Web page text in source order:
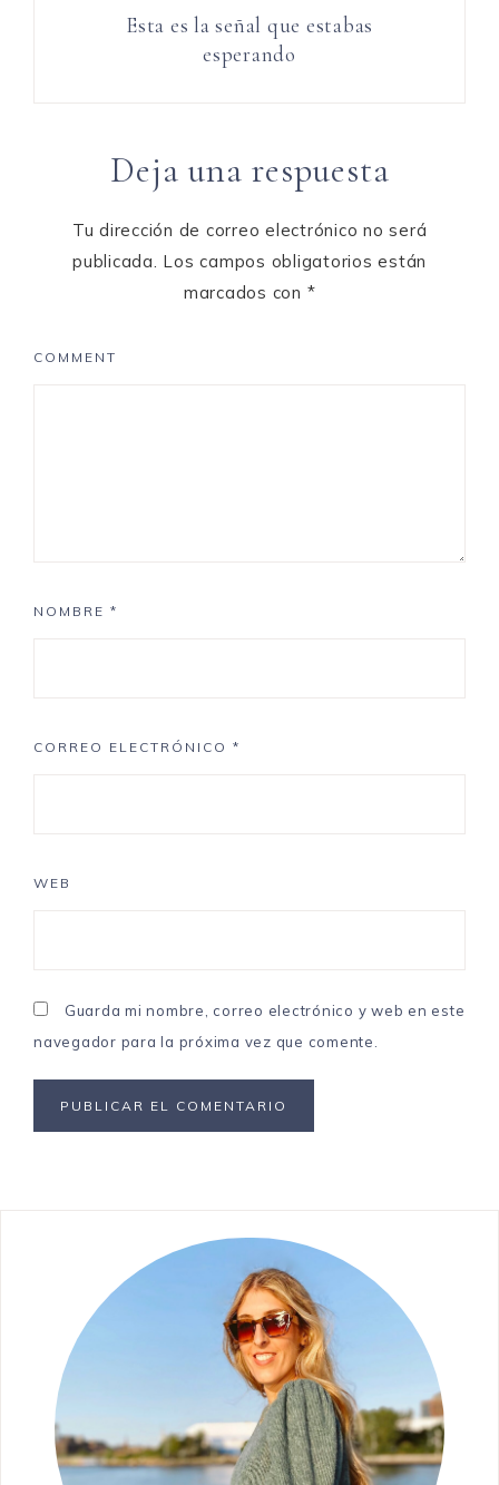
Esta es la señal que estabas
esperando
Deja una respuesta
Tu dirección de correo electrónico no será
publicada. Los campos obligatorios están
marcados con *
COMMENT
NOMBRE *
CORREO ELECTRÓNICO *
WEB
Guarda mi nombre, correo electrónico y web en este
navegador para la próxima vez que comente.